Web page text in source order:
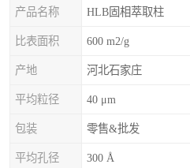
产品名称 HLB固相萃取柱
比表面积 600 m2/g
产地 河北石家庄
平均粒径 40 μm
包装 零售&批发
平均孔径 300 Å